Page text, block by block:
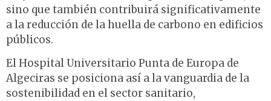
sino que también contribuirá significativamente
a la reducción de la huella de carbono en edificios
públicos.
El Hospital Universitario Punta de Europa de
Algeciras se posiciona así a la vanguardia de la
sostenibilidad en el sector sanitario,